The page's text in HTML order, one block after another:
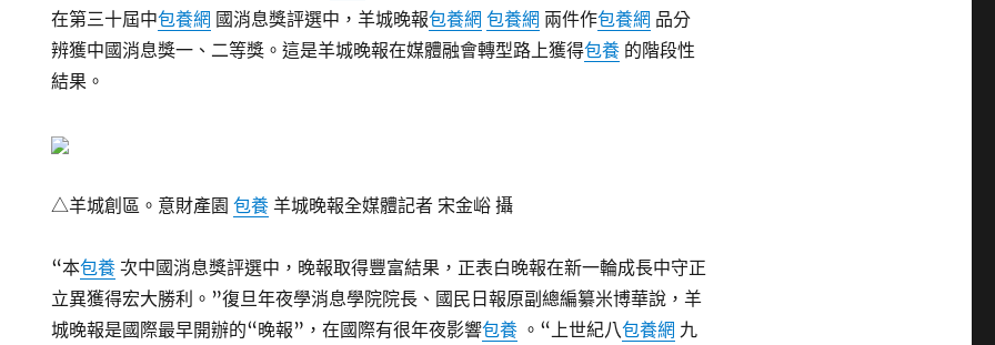
在第三十屆中包養網 國消息獎評選中，羊城晚報包養網 包養網 兩件作包養網 品分
辨獲中國消息獎一、二等獎。這是羊城晚報在媒體融會轉型路上獲得包養 的階段性
結果。
△羊城創區。意財產園包養 羊城晚報全媒體記者 宋金峪 攝
“本包養 次中國消息獎評選中，晚報取得豐富結果，正表白晚報在新一輪成長中守正
立異獲得宏大勝利。”復旦年夜學消息學院院長、國民日報原副總編纂米博華說，羊
城晚報是國際最早開辦的“晚報”，在國際有很年夜影響包養 。“上世紀八包養網 九